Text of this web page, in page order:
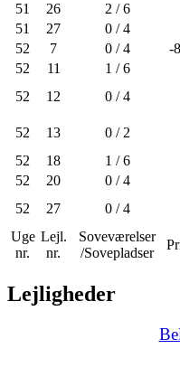
51
26 2 / 6
51
27 0 / 4
52
7 0 / 4 -
52
11 1 / 6
52
12 0 / 4
52
13 0 / 2
52
18 1 / 6
52
20 0 / 4
52
27 0 / 4
Uge
nr.
Lejl.
nr.
Soveværelser
/Sovepladser
Lejligheder